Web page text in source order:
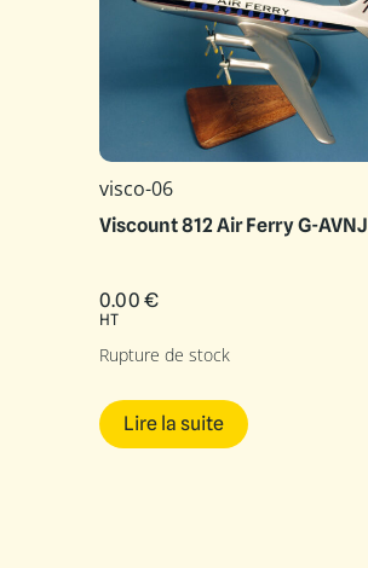
visco-06
Viscount 812 Air Ferry G-AVNJ
0.00 €
HT
Rupture de stock
Lire la suite